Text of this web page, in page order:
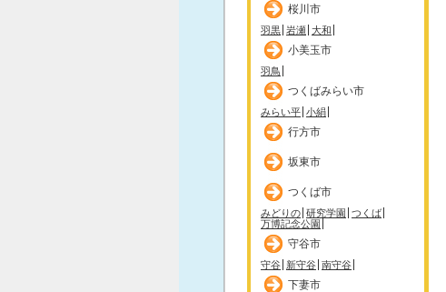
桜川市
羽黒 岩瀬 大和
小美玉市
羽鳥
つくばみらい市
みらい平 小絹
行方市
坂東市
つくば市
みどりの 研究学園
つくば
万博記念公園
守谷市
守谷 新守谷 南守谷
下妻市